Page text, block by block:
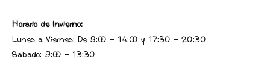
Horario de Invierno:
Lunes a Viernes: De 9:00 - 14:00 y 17:30 - 20:30
Sabado: 9:00 - 13:30